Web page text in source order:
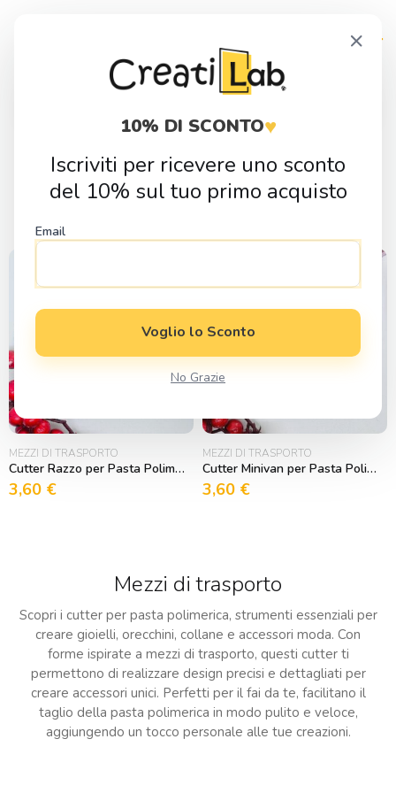
Mezzi di trasporto
MEZZI DI TRASPORTO
Cutter Razzo per Pasta Polimerica
3,60 €
MEZZI DI TRASPORTO
Cutter Minivan per Pasta Polimerica
3,60 €
Mezzi di trasporto
Scopri i cutter per pasta polimerica, strumenti essenziali per
creare gioielli, orecchini, collane e accessori moda. Con
forme ispirate a mezzi di trasporto, questi cutter ti
permettono di realizzare design precisi e dettagliati per
creare accessori unici. Perfetti per il fai da te, facilitano il
taglio della pasta polimerica in modo pulito e veloce,
aggiungendo un tocco personale alle tue creazioni.
×
10% DI SCONTO♥
Iscriviti per ricevere uno sconto
del 10% sul tuo primo acquisto
Email
Voglio lo Sconto
No Grazie